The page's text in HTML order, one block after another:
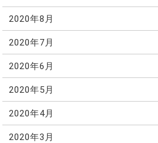
2020年8月
2020年7月
2020年6月
2020年5月
2020年4月
2020年3月